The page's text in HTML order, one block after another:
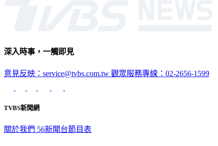
深入時事，一觸即見
意見反映：service@tvbs.com.tw 觀眾服務專線：02-2656-1599
TVBS新聞網
關於我們 56新聞台節目表